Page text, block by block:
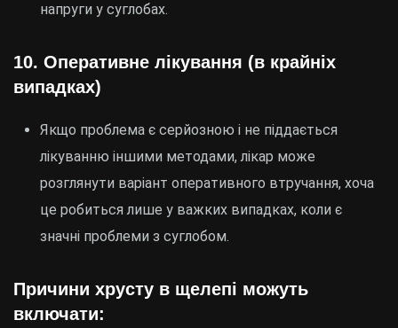
напруги у суглобах.
10. Оперативне лікування (в крайніх
випадках)
Якщо проблема є серйозною і не піддається
лікуванню іншими методами, лікар може
розглянути варіант оперативного втручання, хоча
це робиться лише у важких випадках, коли є
значні проблеми з суглобом.
Причини хрусту в щелепі можуть
включати: